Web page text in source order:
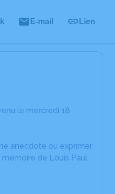
E-mail Lien
le mercredi 18
anecdote ou exprimer
de Louis Paul